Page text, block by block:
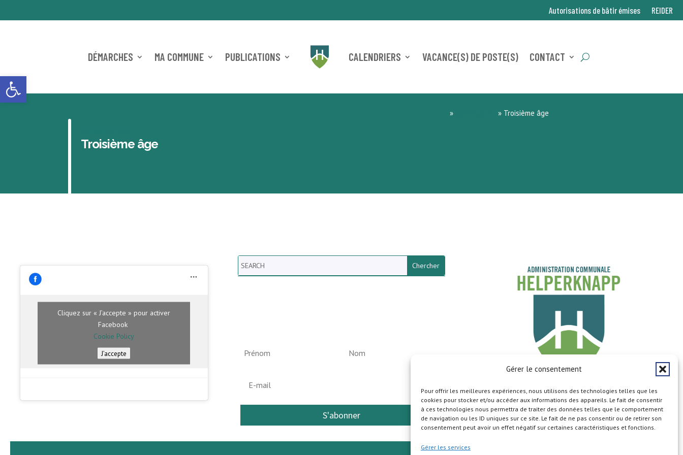
Ouvrir la barre d’outils
Gérer le consentement
Pour offrir les meilleures expériences, nous utilisons des technologies telles que les
cookies pour stocker et/ou accéder aux informations des appareils. Le fait de consentir
à ces technologies nous permettra de traiter des données telles que le comportement
de navigation ou les ID uniques sur ce site. Le fait de ne pas consentir ou de retirer son
consentement peut avoir un effet négatif sur certaines caractéristiques et fonctions.
Gérer les services
Autorisations de bâtir émises REIDER
DÉMARCHES MA COMMUNE PUBLICATIONS CALENDRIERS VACANCE(S) DE POSTE(S) CONTACT
Troisième âge
» » Troisième âge
Cliquez sur « J’accepte » pour activer
Facebook
Cookie Policy
J’accepte
Search
S'abonner
Copyright © 2026
Plan du site